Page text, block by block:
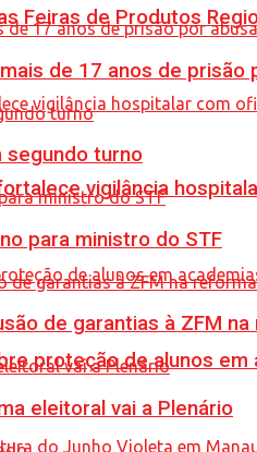
Feiras de Produtos
vigilância
proteção de alunos
de 17 anos de
segundo turno
para ministro do STF
de garantias à ZFM
eleitoral vai a Plenário